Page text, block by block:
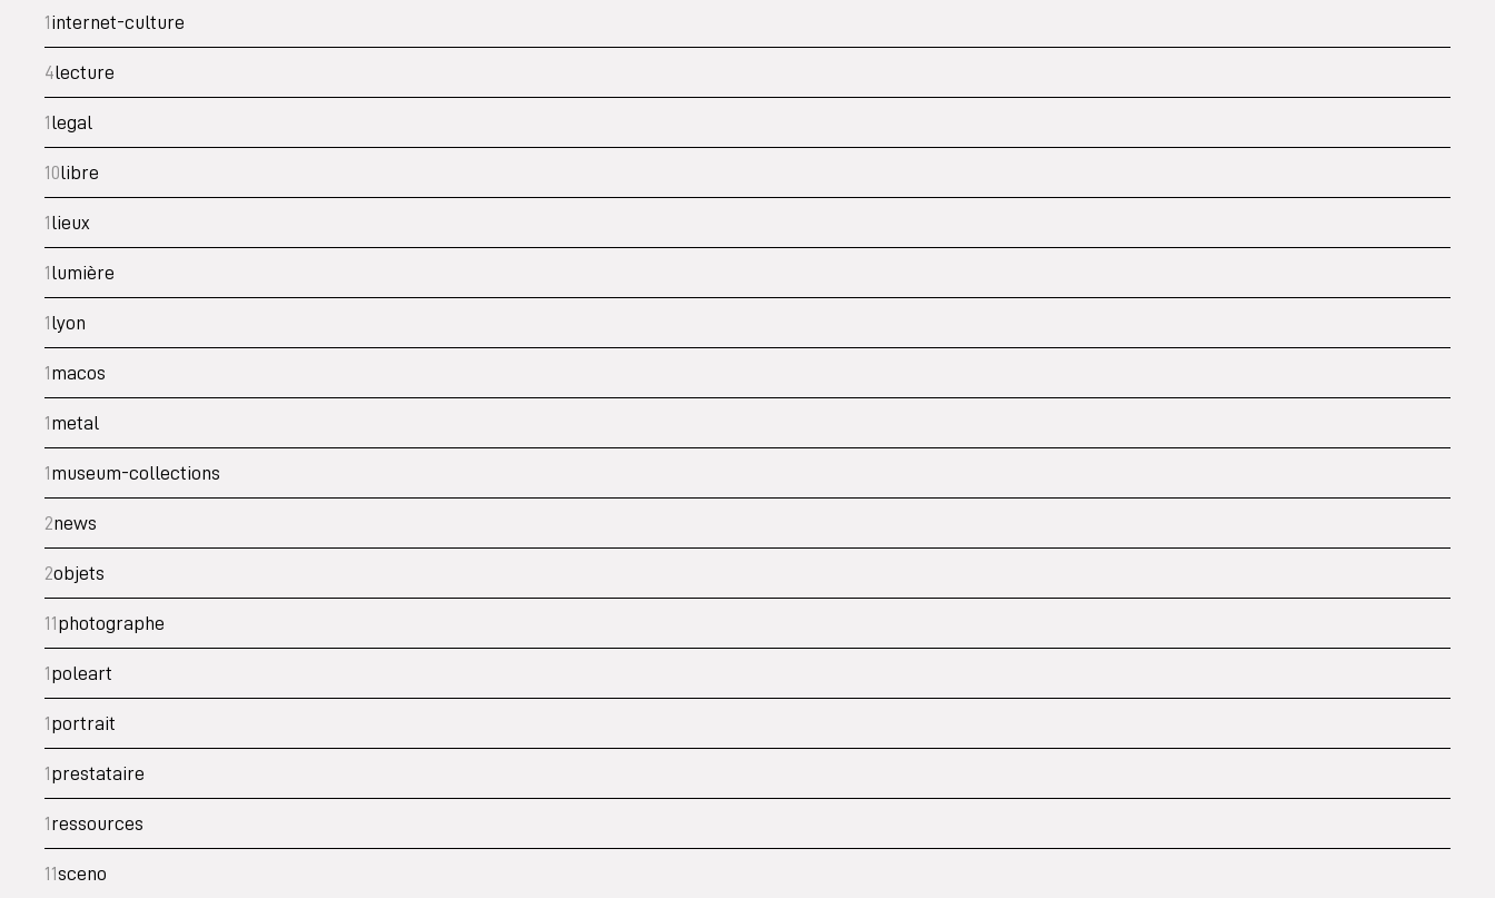
1internet-culture
4lecture
1legal
10libre
1lieux
1lumière
1lyon
1macos
1metal
1museum-collections
2news
2objets
11photographe
1poleart
1portrait
1prestataire
1ressources
11sceno